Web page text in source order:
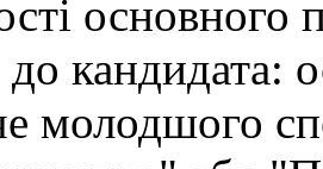
основного
кандидата:
молодшого